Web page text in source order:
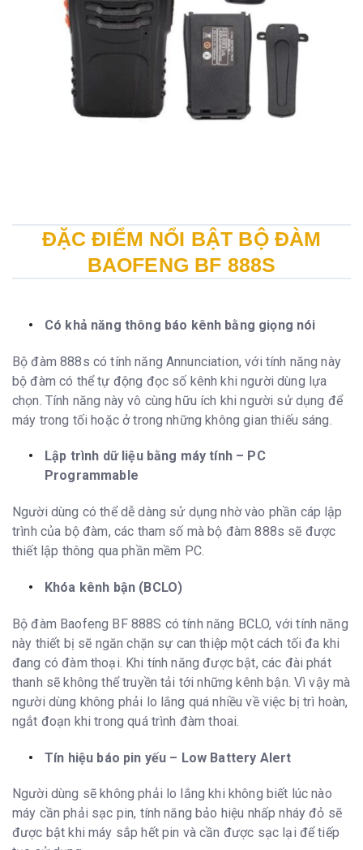
ĐẶC ĐIỂM NỔI BẬT BỘ ĐÀM
BAOFENG BF 888S
Có khả năng thông báo kênh bằng giọng nói
Bộ đàm 888s có tính năng Annunciation, với tính năng này
bộ đàm có thể tự động đọc số kênh khi người dùng lựa
chọn. Tính năng này vô cùng hữu ích khi người sử dụng để
máy trong tối hoặc ở trong những không gian thiếu sáng.
Lập trình dữ liệu bằng máy tính – PC
Programmable
Người dùng có thể dễ dàng sử dụng nhờ vào phần cáp lập
trình của bộ đàm, các tham số mà bộ đàm 888s sẽ được
thiết lập thông qua phần mềm PC.
Khóa kênh bận (BCLO)
Bộ đàm Baofeng BF 888S có tính năng BCLO, với tính năng
này thiết bị sẽ ngăn chặn sự can thiệp một cách tối đa khi
đang có đàm thoại. Khi tính năng được bật, các đài phát
thanh sẽ không thể truyền tải tới những kênh bận. Vì vậy mà
người dùng không phải lo lắng quá nhiều về việc bị trì hoàn,
ngắt đoạn khi trong quá trình đàm thoai.
Tín hiệu báo pin yếu – Low Battery Alert
Người dùng sẽ không phải lo lắng khi không biết lúc nào
máy cần phải sạc pin, tính năng bảo hiệu nhấp nháy đỏ sẽ
được bật khi máy sắp hết pin và cần được sạc lại để tiếp